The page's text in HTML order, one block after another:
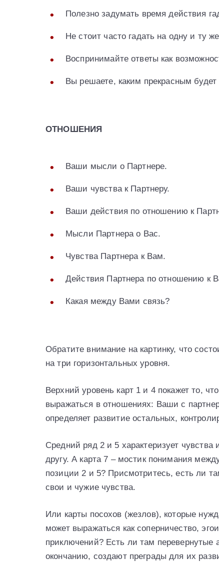
Полезно задумать время действия
Не стоит часто гадать на одну и ту
Воспринимайте ответы как
Вы решаете, каким прекрасным
ОТНОШЕНИЯ
Ваши мысли о Партнере.
Ваши чувства к Партнеру.
Ваши действия по отношению к
Мысли Партнера о Вас.
Чувства Партнера к Вам.
Действия Партнера по отношению к
Какая между Вами связь?
Обратите внимание на картинку, что
на три горизонтальных уровня.
Верхний уровень карт 1 и 4 покажет то,
выражаться в отношениях: Ваши с
определяет развитие остальных,
Средний ряд 2 и 5 характеризует
другу. А карта 7 – мостик понимания
позиции 2 и 5? Присмотритесь, есть ли
свои и чужие чувства.
Или карты посохов (жезлов), которые
может выражаться как соперничество,
приключений? Есть ли там перевернутые
окончанию, создают преграды для их